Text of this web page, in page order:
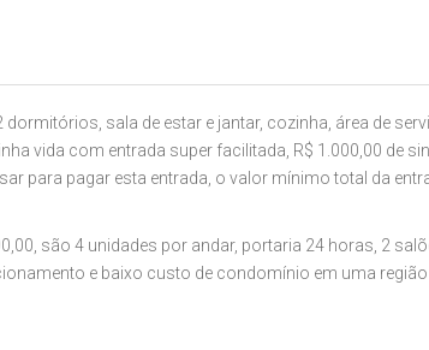
sala de estar e jantar, cozinha, área de
vida com entrada super facilitada, R$ 1.000,00 de
para pagar esta entrada, o valor mínimo total da
são 4 unidades por andar, portaria 24 horas, 2
e baixo custo de condomínio em uma